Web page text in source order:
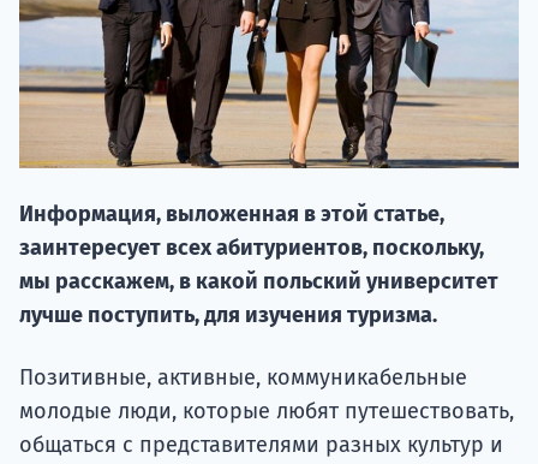
Информация, выложенная в этой статье,
заинтересует всех абитуриентов, поскольку,
мы расскажем, в какой польский университет
лучше поступить, для изучения туризма.
Позитивные, активные, коммуникабельные
молодые люди, которые любят путешествовать,
общаться с представителями разных культур и